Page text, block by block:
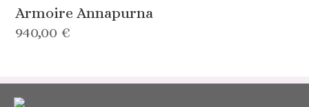
Armoire Annapurna
940,00 €